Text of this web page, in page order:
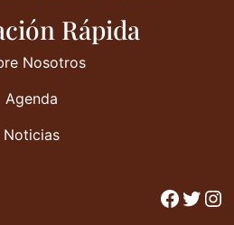
Rápida
Nosotros
Agenda
Noticias